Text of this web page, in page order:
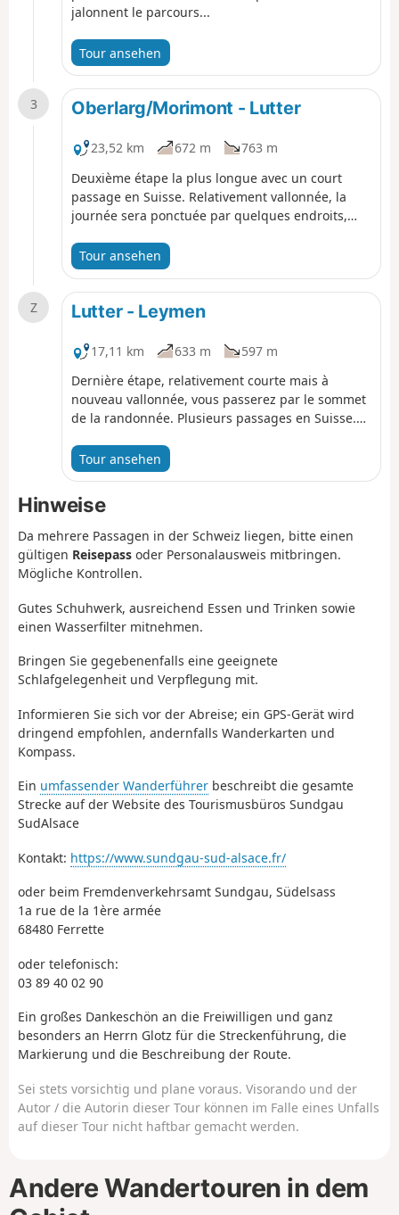
jalonnent le parcours...
Tour ansehen
3 Oberlarg/Morimont - Lutter
23,52 km 672 m
763 m
Deuxième étape la plus longue avec un court
passage en Suisse. Relativement vallonnée, la
journée sera ponctuée par quelques endroits,
Tour ansehen
Z Lutter - Leymen
17,11 km 633 m
597 m
Dernière étape, relativement courte mais à
nouveau vallonnée, vous passerez par le sommet
de la randonnée. Plusieurs passages en Suisse.
Tour ansehen
Hinweise
Da mehrere Passagen in der Schweiz liegen, bitte einen
gültigen Reisepass oder Personalausweis mitbringen.
Mögliche Kontrollen.
Gutes Schuhwerk, ausreichend Essen und Trinken sowie
einen Wasserfilter mitnehmen.
Bringen Sie gegebenenfalls eine geeignete
Schlafgelegenheit und Verpflegung mit.
Informieren Sie sich vor der Abreise; ein GPS-Gerät wird
dringend empfohlen, andernfalls Wanderkarten und
Kompass.
Ein umfassender Wanderführer beschreibt die gesamte
Strecke auf der Website des Tourismusbüros Sundgau
SudAlsace
Kontakt: https://www.sundgau-sud-alsace.fr/
oder beim Fremdenverkehrsamt Sundgau, Südelsass
1a rue de la 1ère armée
68480 Ferrette
oder telefonisch:
03 89 40 02 90
Ein großes Dankeschön an die Freiwilligen und ganz
besonders an Herrn Glotz für die Streckenführung, die
Markierung und die Beschreibung der Route.
Sei stets vorsichtig und plane voraus. Visorando und der
Autor / die Autorin dieser Tour können im Falle eines Unfalls
auf dieser Tour nicht haftbar gemacht werden.
Andere Wandertouren in dem